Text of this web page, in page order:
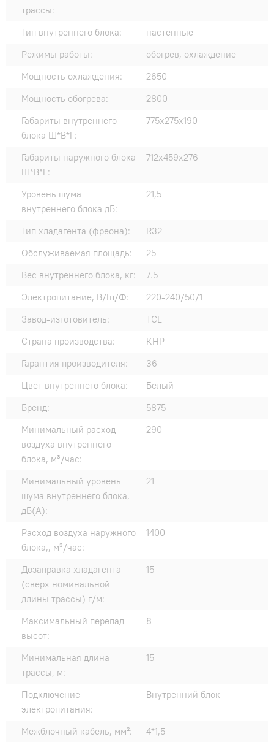
трассы:
Тип внутреннего блока:
настенные
Режимы работы:
обогрев, охлаждение
Мощность охлаждения:
2650
Мощность обогрева:
2800
Габариты внутреннего
блока Ш*В*Г:
775x275x190
Габариты наружного блока
Ш*В*Г:
712x459x276
Уровень шума
внутреннего блока дБ:
21,5
Тип хладагента (фреона):
R32
Обслуживаемая площадь:
25
Вес внутреннего блока, кг:
7.5
Электропитание, В/Гц/Ф:
220-240/50/1
Завод-изготовитель:
TCL
Страна производства:
КНР
Гарантия производителя:
36
Цвет внутреннего блока:
Белый
Бренд:
5875
Минимальный расход
воздуха внутреннего
блока, м³/час:
290
Минимальный уровень
шума внутреннего блока,
дБ(А):
21
Расход воздуха наружного
блока,, м³/час:
1400
Дозаправка хладагента
(сверх номинальной
длины трассы) г/м:
15
Максимальный перепад
высот:
8
Минимальная длина
трассы, м:
15
Подключение
электропитания:
Внутренний блок
Межблочный кабель, мм²: 4*1,5